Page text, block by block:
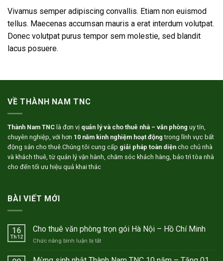
Vivamus semper adipiscing convallis. Etiam non euismod
tellus. Maecenas accumsan mauris a erat interdum volutpat.
Donec volutpat purus tempor sem molestie, sed blandit
lacus posuere.
VỀ THÀNH NAM TNC
Thành Nam TNC là đơn vị quản lý và cho thuê nhà – văn phòng uy tín,
chuyên nghiệp, với hơn 10 năm kinh nghiệm hoạt động trong lĩnh vực bất
động sản cho thuê.Chúng tôi cung cấp giải pháp toàn diện cho chủ nhà
và khách thuê, từ quản lý vận hành, chăm sóc khách hàng, bảo trì tòa nhà
cho đến tối ưu hiệu quả khai thác
BÀI VIẾT MỚI
16
Th12
Cho thuê văn phòng trọn gói Hà Nội – Hồ Chí Minh
Chức năng bình luận bị tắtở
thuê